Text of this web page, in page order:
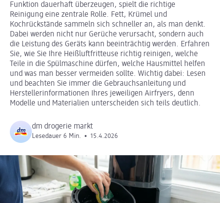
Funktion dauerhaft überzeugen, spielt die richtige
Reinigung eine zentrale Rolle. Fett, Krümel und
Kochrückstände sammeln sich schneller an, als man denkt.
Dabei werden nicht nur Gerüche verursacht, sondern auch
die Leistung des Geräts kann beeinträchtig werden. Erfahren
Sie, wie Sie Ihre Heißluftfritteuse richtig reinigen, welche
Teile in die Spülmaschine dürfen, welche Hausmittel helfen
und was man besser vermeiden sollte. Wichtig dabei: Lesen
und beachten Sie immer die Gebrauchsanleitung und
Herstellerinformationen Ihres jeweiligen Airfryers, denn
Modelle und Materialien unterscheiden sich teils deutlich.
dm drogerie markt
Lesedauer 6 Min. • 15.4.2026